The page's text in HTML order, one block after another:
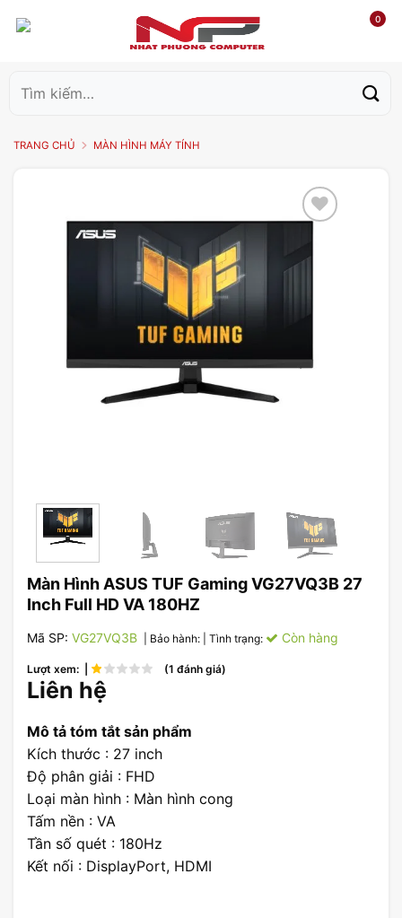
0
kiếm:
TRANG CHỦ MÀN HÌNH MÁY TÍNH
Add to
Màn Hình ASUS TUF Gaming VG27VQ3B 27
Inch Full HD VA 180HZ
Mã SP: VG27VQ3B | Bảo hành: | Tình trạng: Còn hàng
Lượt xem: | (1 đánh giá)
Liên hệ
Mô tả tóm tắt sản phẩm
Kích thước : 27 inch
Độ phân giải : FHD
Loại màn hình : Màn hình cong
Tấm nền : VA
Tần số quét : 180Hz
Kết nối : DisplayPort, HDMI